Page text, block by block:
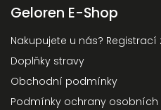
Geloren E-Shop
Nakupujete u nás? Registrací
Doplňky stravy
Obchodní podmínky
Podmínky ochrany osobních